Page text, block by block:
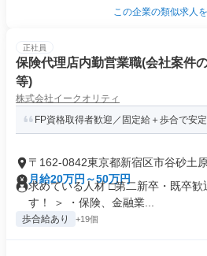
この企業の類似求人
正社員
保険代理店内勤営業職(会社案件
等)
株式会社イークオリティ
FP資格取得者歓迎／固定給＋歩合で安
〒162-0842東京都新宿区市谷砂土
月給20万円～50万円
求めている人材 □第二新卒・既卒歓
す！ ＞ ・保険、金融業...
歩合給あり +19個